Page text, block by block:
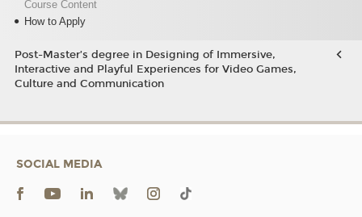
Course Content
How to Apply
Post-Master’s degree in Designing of Immersive,
Interactive and Playful Experiences for Video Games,
Culture and Communication
SOCIAL MEDIA